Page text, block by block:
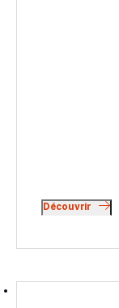
Découvrir